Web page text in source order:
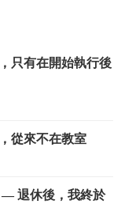
只有在開始執行後
從來不在教室
— 退休後，我終於